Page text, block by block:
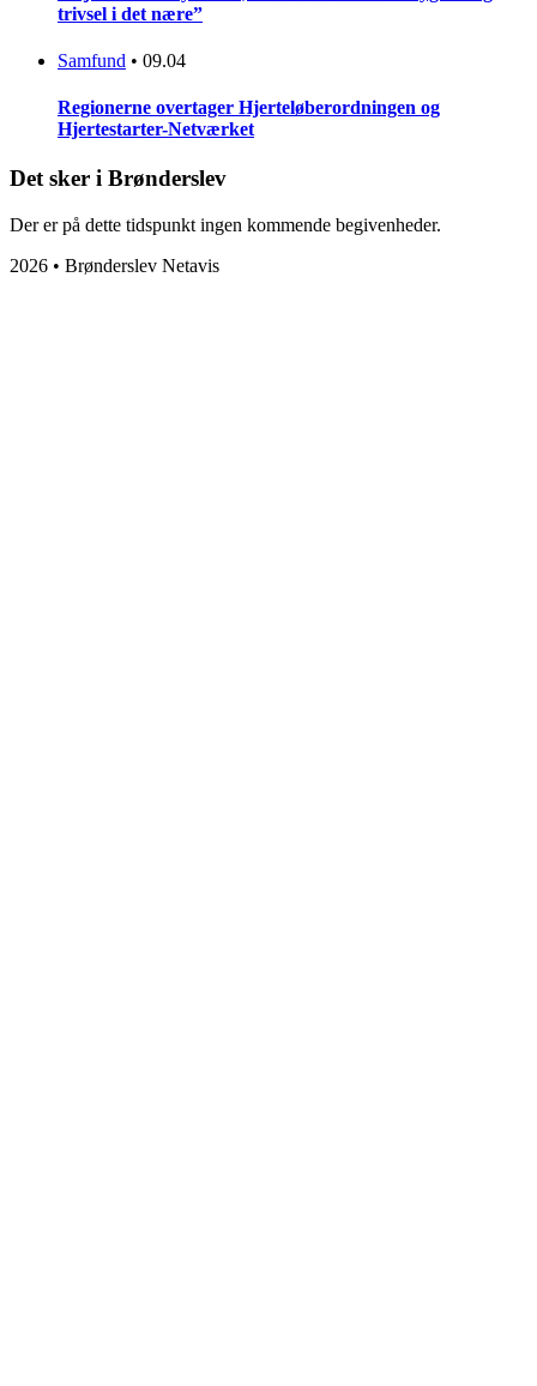
trivsel i det nære”
Samfund • 09.04
Regionerne overtager Hjerteløberordningen og
Hjertestarter-Netværket
Det sker i Brønderslev
Der er på dette tidspunkt ingen kommende begivenheder.
2026 • Brønderslev Netavis